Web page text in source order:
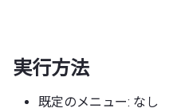
実行方法
既定のメニュー: なし